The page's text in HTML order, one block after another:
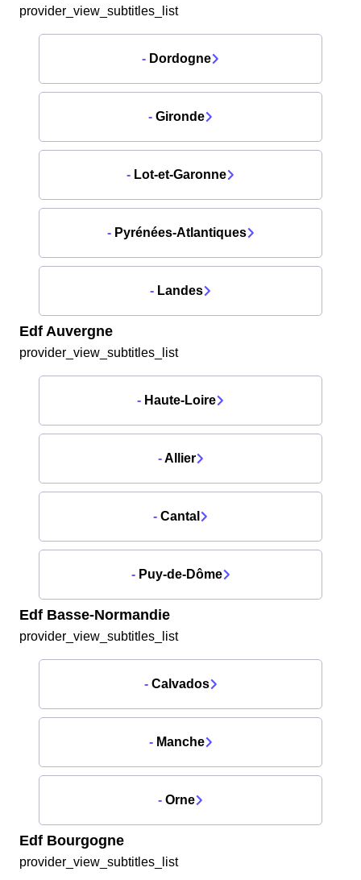
provider_view_subtitles_list
- Dordogne
- Gironde
- Lot-et-Garonne
-Pyrénées-Atlantiques
- Landes
Edf Auvergne
provider_view_subtitles_list
- Haute-Loire
-Allier
- Cantal
-Puy-de-Dôme
Edf Basse-Normandie
provider_view_subtitles_list
-Calvados
-Manche
- Orne
Edf Bourgogne
provider_view_subtitles_list